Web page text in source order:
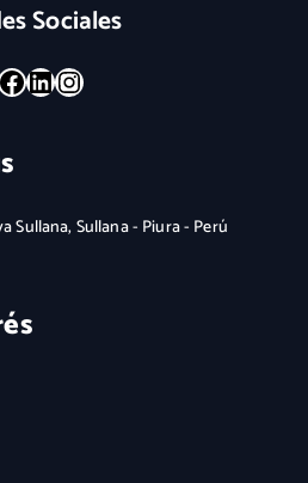
Sociales
LinkedIn Instagram
Sullana, Sullana - Piura - Perú